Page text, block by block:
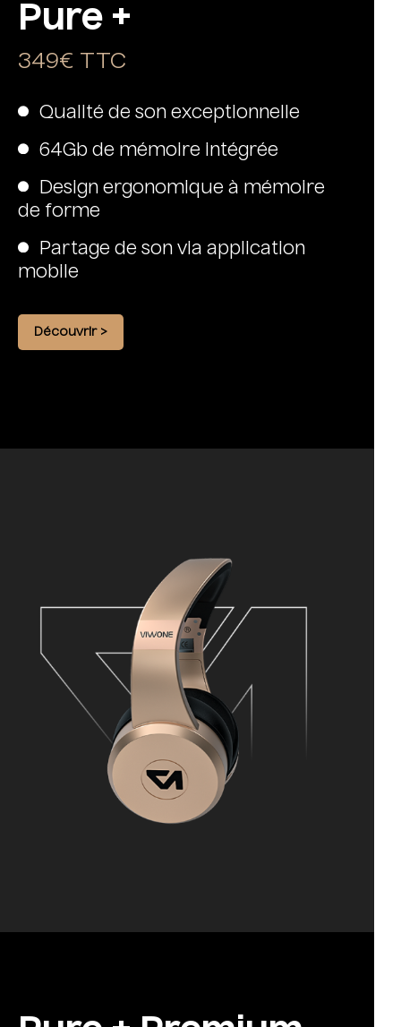
Pure +
349€ TTC
Qualité de son exceptionnelle
64Gb de mémoire intégrée
Design ergonomique à mémoire
de forme
Partage de son via application
mobile
Découvrir >